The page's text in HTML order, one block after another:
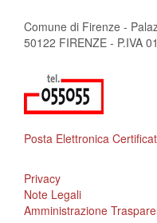
Comune di Firenze -
50122 FIRENZE - P.IVA
Posta Elettronica
Privacy
Note Legali
Amministrazione